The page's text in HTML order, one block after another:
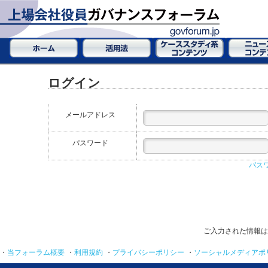
ログイン
メールアドレス
パスワード
パス
ご入力された情報
・ 当フォーラム概要 ・ 利用規約 ・ プライバシーポリシー ・ ソーシャルメディアポ